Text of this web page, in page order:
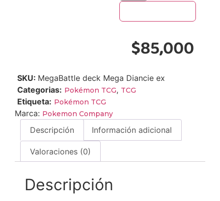
$85,000
SKU: MegaBattle deck Mega Diancie ex
Categorias: Pokémon TCG, TCG
Etiqueta: Pokémon TCG
Marca: Pokemon Company
Descripción Información adicional
Valoraciones (0)
Descripción